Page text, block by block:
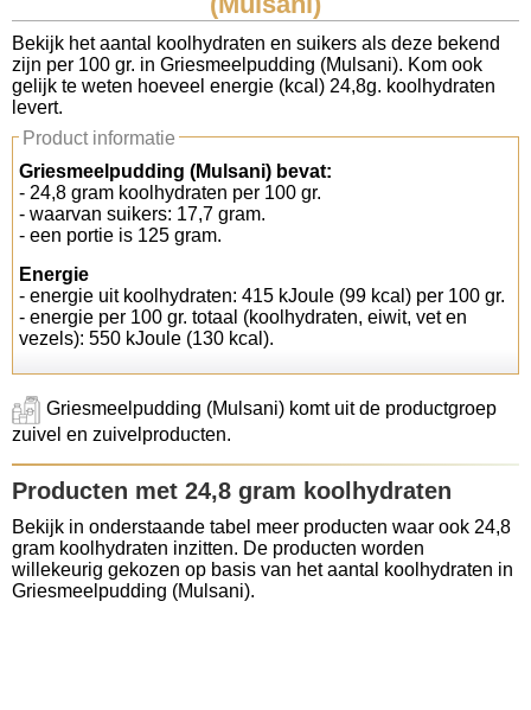
Koolhydraten tellen
Links
Bekijk het aantal koolhydraten en suikers als deze bekend
zijn per 100 gr. in Griesmeelpudding (Mulsani). Kom ook
gelijk te weten hoeveel energie (kcal) 24,8g. koolhydraten
levert.
Product informatie
Griesmeelpudding (Mulsani) bevat:
- 24,8 gram koolhydraten per 100 gr.
- waarvan suikers: 17,7 gram.
- een portie is 125 gram.
Energie
- energie uit koolhydraten: 415 kJoule (99 kcal) per 100 gr.
- energie per 100 gr. totaal (koolhydraten, eiwit, vet en
vezels): 550 kJoule (130 kcal).
Griesmeelpudding (Mulsani) komt uit de productgroep
zuivel en zuivelproducten.
Producten met 24,8 gram koolhydraten
Bekijk in onderstaande tabel meer producten waar ook 24,8
gram koolhydraten inzitten. De producten worden
willekeurig gekozen op basis van het aantal koolhydraten in
Griesmeelpudding (Mulsani).